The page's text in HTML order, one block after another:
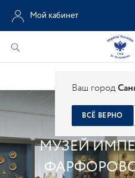
Ваш город
ВСЁ ВЕРНО
Мой кабинет
МУЗЕЙ